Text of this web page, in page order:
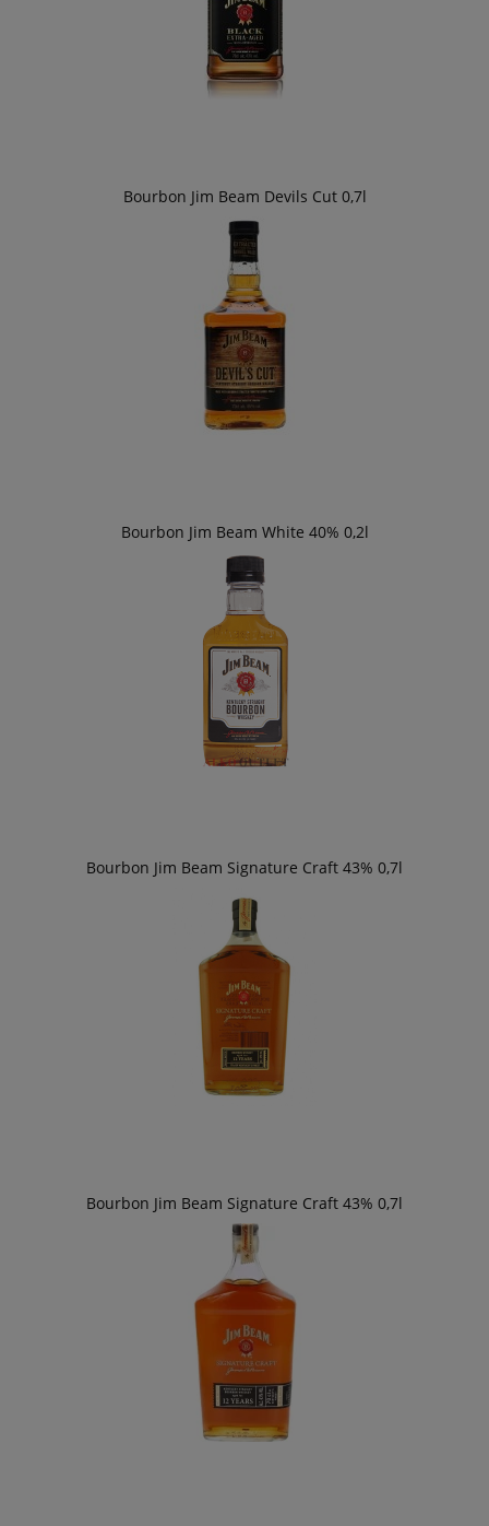
Bourbon Jim Beam Devils Cut 0,7l
Bourbon Jim Beam White 40% 0,2l
Bourbon Jim Beam Signature Craft 43% 0,7l
Bourbon Jim Beam Signature Craft 43% 0,7l